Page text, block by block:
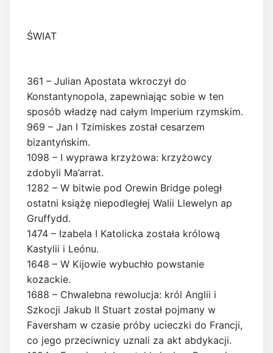
ŚWIAT
361 – Julian Apostata wkroczył do
Konstantynopola, zapewniając sobie w ten
sposób władzę nad całym Imperium rzymskim.
969 – Jan I Tzimiskes został cesarzem
bizantyńskim.
1098 – I wyprawa krzyżowa: krzyżowcy
zdobyli Ma’arrat.
1282 – W bitwie pod Orewin Bridge poległ
ostatni książę niepodległej Walii Llewelyn ap
Gruffydd.
1474 – Izabela I Katolicka została królową
Kastylii i Leónu.
1648 – W Kijowie wybuchło powstanie
kozackie.
1688 – Chwalebna rewolucja: król Anglii i
Szkocji Jakub II Stuart został pojmany w
Faversham w czasie próby ucieczki do Francji,
co jego przeciwnicy uznali za akt abdykacji.